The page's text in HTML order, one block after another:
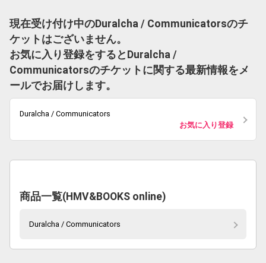
現在受け付け中のDuralcha / Communicatorsのチ
ケットはございません。
お気に入り登録をするとDuralcha /
Communicatorsのチケットに関する最新情報をメ
ールでお届けします。
Duralcha / Communicators
お気に入り登録
商品一覧(HMV&BOOKS online)
Duralcha / Communicators